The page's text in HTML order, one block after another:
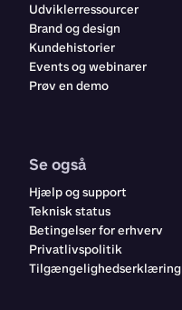
Udviklerressourcer
Brand og design
Kundehistorier
Events og webinarer
Prøv en demo
Se også
Hjælp og support
Teknisk status
Betingelser for erhverv
Privatlivspolitik
Tilgængelighedserklæring